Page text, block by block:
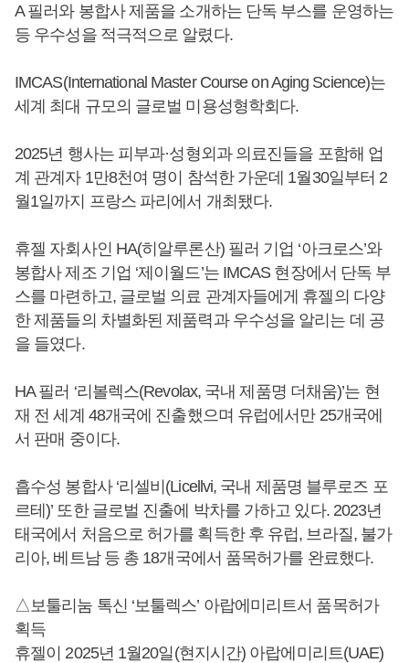
A 필러와 봉합사 제품을 소개하는 단독 부스를 운영하는
등 우수성을 적극적으로 알렸다.
IMCAS(International Master Course on Aging Science)는
세계 최대 규모의 글로벌 미용성형학회다.
2025년 행사는 피부과·성형외과 의료진들을 포함해 업
계 관계자 1만8천여 명이 참석한 가운데 1월30일부터 2
월1일까지 프랑스 파리에서 개최됐다.
휴젤 자회사인 HA(히알루론산) 필러 기업 ‘아크로스’와
봉합사 제조 기업 ‘제이월드’는 IMCAS 현장에서 단독 부
스를 마련하고, 글로벌 의료 관계자들에게 휴젤의 다양
한 제품들의 차별화된 제품력과 우수성을 알리는 데 공
을 들였다.
HA 필러 ‘리볼렉스(Revolax, 국내 제품명 더채움)’는 현
재 전 세계 48개국에 진출했으며 유럽에서만 25개국에
서 판매 중이다.
흡수성 봉합사 ‘리셀비(Licellvi, 국내 제품명 블루로즈 포
르테)’ 또한 글로벌 진출에 박차를 가하고 있다. 2023년
태국에서 처음으로 허가를 획득한 후 유럽, 브라질, 불가
리아, 베트남 등 총 18개국에서 품목허가를 완료했다.
△보툴리눔 톡신 ‘보툴렉스’ 아랍에미리트서 품목허가
획득
휴젤이 2025년 1월20일(현지시간) 아랍에미리트(UAE)